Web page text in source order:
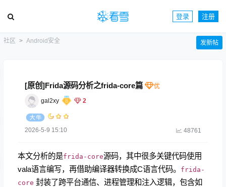
登录 注册
社区 Android安全 发新帖
[原创]Frida源码分析之frida-core篇
gal2xy 2
2026-5-9 15:10 48761
本文分析的是frida-core源码，其中很多关键代码使用
vala语言编写，再借助编译器转换成C语言代码。 frida-
core 封装了跨平台通信、进程管理和注入逻辑，包含如